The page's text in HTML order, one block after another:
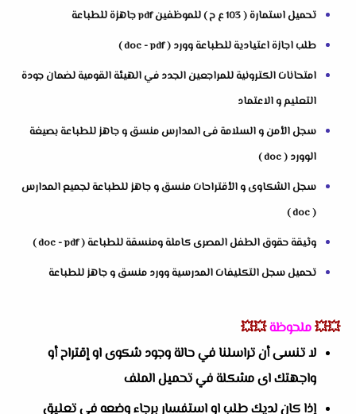
تحميل استمارة ( 103 ع ح ) للموظفين pdf جاهزة للطباعة
طلب اجازة اعتيادية للطباعة وورد ( doc - pdf )
امتحانات الكترونية للمراجعين الجدد في الهيئة القومية لضمان جودة
التعليم و الاعتماد
سجل الأمن و السلامة فى المدارس منسق و جاهز للطباعة بصيغة
الوورد ( doc )
سجل الشكاوى و الأقتراحات منسق و جاهز للطباعة لجميع المدارس
( doc )
وثيقة حقوق الطفل المصرى كاملة ومنسقة للطباعة ( doc - pdf )
تحميل سجل التكليفات المدرسية وورد منسق و جاهز للطباعة
💥💥ملحوظة💥💥
لا تنسى أن تراسلنا في حالة وجود شكوى او إقتراح أو
واجهتك اى مشكلة في تحميل الملف
إذا كان لديك طلب او استفسار برجاء وضعه في تعليق